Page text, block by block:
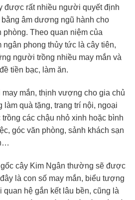
được rất nhiều người quyết định
âm dương ngũ hành cho
phòng. Theo quan niệm của
phong thủy tức là cây tiên,
người trồng nhiều may mắn và
tiền bạc, làm ăn.
mắn, thịnh vượng cho gia chủ
quà tặng, trang trí nội, ngoại
các chậu nhỏ xinh hoặc bình
góc văn phòng, sảnh khách sạn
gốc cây Kim Ngân thường sẽ được
là con số may mắn, biểu tượng
quan hệ gắn kết lâu bền, cũng là